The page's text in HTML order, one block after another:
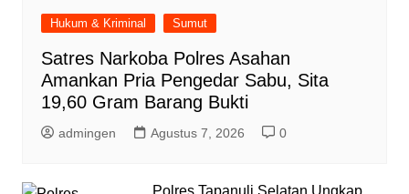
Hukum & Kriminal Sumut
Satres Narkoba Polres Asahan
Amankan Pria Pengedar Sabu, Sita
19,60 Gram Barang Bukti
admingen Agustus 7, 2026 0